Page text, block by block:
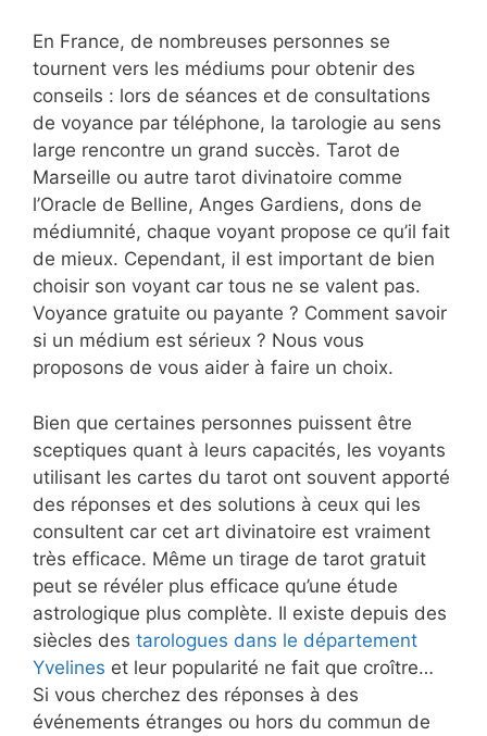
En France, de nombreuses personnes se
tournent vers les médiums pour obtenir des
conseils : lors de séances et de consultations
de voyance par téléphone, la tarologie au sens
large rencontre un grand succès. Tarot de
Marseille ou autre tarot divinatoire comme
l’Oracle de Belline, Anges Gardiens, dons de
médiumnité, chaque voyant propose ce qu’il fait
de mieux. Cependant, il est important de bien
choisir son voyant car tous ne se valent pas.
Voyance gratuite ou payante ? Comment savoir
si un médium est sérieux ? Nous vous
proposons de vous aider à faire un choix.
Bien que certaines personnes puissent être
sceptiques quant à leurs capacités, les voyants
utilisant les cartes du tarot ont souvent apporté
des réponses et des solutions à ceux qui les
consultent car cet art divinatoire est vraiment
très efficace. Même un tirage de tarot gratuit
peut se révéler plus efficace qu’une étude
astrologique plus complète. Il existe depuis des
siècles des tarologues dans le département
Yvelines et leur popularité ne fait que croître…
Si vous cherchez des réponses à des
événements étranges ou hors du commun de